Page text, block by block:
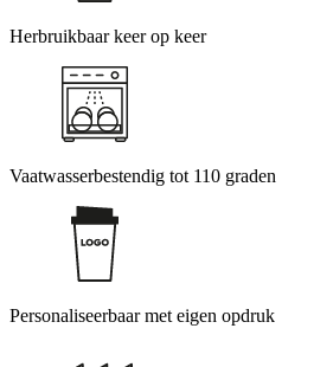
Herbruikbaar keer op keer
Vaatwasserbestendig tot 110 graden
Personaliseerbaar met eigen opdruk